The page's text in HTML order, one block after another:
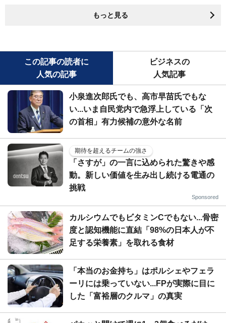
もっと見る
この記事の読者に
人気の記事
ビジネスの
人気記事
小泉進次郎氏でも、高市早苗氏でもな
い...いま自民党内で急浮上している「次
の首相」有力候補の意外な名前
期待を超えるチームの強さ
「さすが」の一言に込められた驚きや感
動。新しい価値を生み出し続ける電通の
挑戦
Sponsored
カルシウムでもビタミンCでもない...骨密
度と認知機能に直結「98%の日本人が不
足する栄養素」を取れる食材
「本当のお金持ち」はポルシェやフェラ
ーリには乗っていない...FPが実際に目に
した「富裕層のクルマ」の真実